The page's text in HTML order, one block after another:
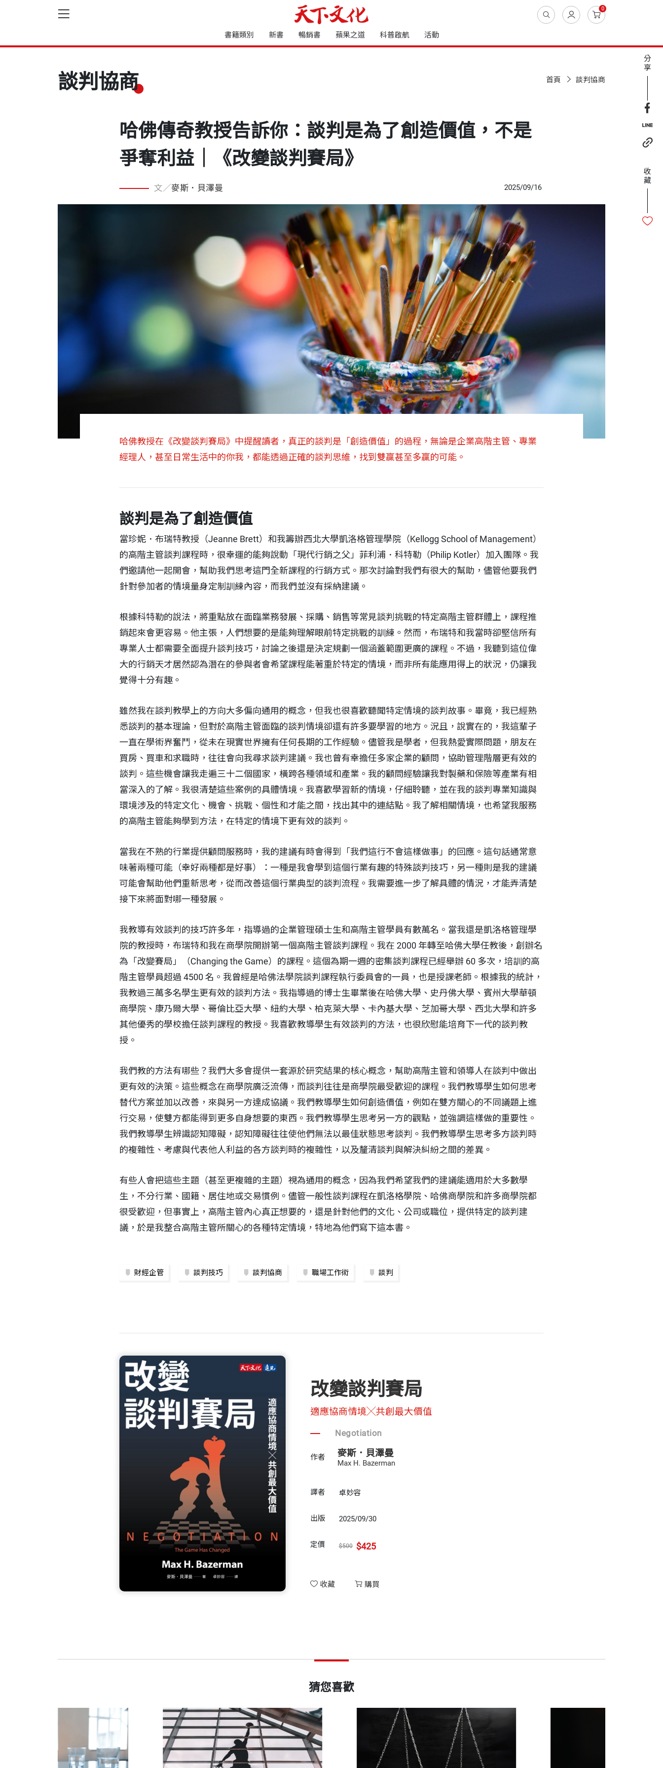
0
書籍類別 新書 暢銷書 蘋果之道 科普啟航 活動
談判協商 首頁 談判協商
哈佛傳奇教授告訴你：談判是為了創造價值，不是
爭奪利益｜《改變談判賽局》
文／麥斯．貝澤曼 2025/09/16
哈佛教授在《改變談判賽局》中提醒讀者，真正的談判是「創造價值」的過程，無論是企業高階主管、專業
經理人，甚至日常生活中的你我，都能透過正確的談判思維，找到雙贏甚至多贏的可能。
談判是為了創造價值
當珍妮．布瑞特教授（Jeanne Brett）和我籌辦西北大學凱洛格管理學院（Kellogg School of Management）
的高階主管談判課程時，很幸運的能夠說動「現代行銷之父」菲利浦．科特勒（Philip Kotler）加入團隊。我
們邀請他一起開會，幫助我們思考這門全新課程的行銷方式。那次討論對我們有很大的幫助，儘管他要我們
針對參加者的情境量身定制訓練內容，而我們並沒有採納建議。
根據科特勒的說法，將重點放在面臨業務發展、採購、銷售等常見談判挑戰的特定高階主管群體上，課程推
銷起來會更容易。他主張，人們想要的是能夠理解眼前特定挑戰的訓練。然而，布瑞特和我當時卻堅信所有
專業人士都需要全面提升談判技巧，討論之後還是決定規劃一個涵蓋範圍更廣的課程。不過，我聽到這位偉
大的行銷天才居然認為潛在的參與者會希望課程能著重於特定的情境，而非所有能應用得上的狀況，仍讓我
覺得十分有趣。
雖然我在談判教學上的方向大多偏向通用的概念，但我也很喜歡聽聞特定情境的談判故事。畢竟，我已經熟
悉談判的基本理論，但對於高階主管面臨的談判情境卻還有許多要學習的地方。況且，說實在的，我這輩子
一直在學術界奮鬥，從未在現實世界擁有任何長期的工作經驗。儘管我是學者，但我熱愛實際問題，朋友在
買房、買車和求職時，往往會向我尋求談判建議。我也曾有幸擔任多家企業的顧問，協助管理階層更有效的
談判。這些機會讓我走遍三十二個國家，橫跨各種領域和產業。我的顧問經驗讓我對製藥和保險等產業有相
當深入的了解。我很清楚這些案例的具體情境。我喜歡學習新的情境，仔細聆聽，並在我的談判專業知識與
環境涉及的特定文化、機會、挑戰、個性和才能之間，找出其中的連結點。我了解相關情境，也希望我服務
的高階主管能夠學到方法，在特定的情境下更有效的談判。
當我在不熟的行業提供顧問服務時，我的建議有時會得到「我們這行不會這樣做事」的回應。這句話通常意
味著兩種可能（幸好兩種都是好事）：一種是我會學到這個行業有趣的特殊談判技巧，另一種則是我的建議
可能會幫助他們重新思考，從而改善這個行業典型的談判流程。我需要進一步了解具體的情況，才能弄清楚
接下來將面對哪一種發展。
我教導有效談判的技巧許多年，指導過的企業管理碩士生和高階主管學員有數萬名。當我還是凱洛格管理學
院的教授時，布瑞特和我在商學院開辦第一個高階主管談判課程。我在 2000 年轉至哈佛大學任教後，創辦名
為「改變賽局」（Changing the Game）的課程。這個為期一週的密集談判課程已經舉辦 60 多次，培訓的高
階主管學員超過 4500 名。我曾經是哈佛法學院談判課程執行委員會的一員，也是授課老師。根據我的統計，
我教過三萬多名學生更有效的談判方法。我指導過的博士生畢業後在哈佛大學、史丹佛大學、賓州大學華頓
商學院、康乃爾大學、哥倫比亞大學、紐約大學、柏克萊大學、卡內基大學、芝加哥大學、西北大學和許多
其他優秀的學校擔任談判課程的教授。我喜歡教導學生有效談判的方法，也很欣慰能培育下一代的談判教
授。
我們教的方法有哪些？我們大多會提供一套源於研究結果的核心概念，幫助高階主管和領導人在談判中做出
更有效的決策。這些概念在商學院廣泛流傳，而談判往往是商學院最受歡迎的課程。我們教導學生如何思考
替代方案並加以改善，來與另一方達成協議。我們教導學生如何創造價值，例如在雙方關心的不同議題上進
行交易，使雙方都能得到更多自身想要的東西。我們教導學生思考另一方的觀點，並強調這樣做的重要性。
我們教導學生辨識認知障礙，認知障礙往往使他們無法以最佳狀態思考談判。我們教導學生思考多方談判時
的複雜性、考慮與代表他人利益的各方談判時的複雜性，以及釐清談判與解決糾紛之間的差異。
有些人會把這些主題（甚至更複雜的主題）視為通用的概念，因為我們希望我們的建議能適用於大多數學
生，不分行業、國籍、居住地或交易慣例。儘管一般性談判課程在凱洛格學院、哈佛商學院和許多商學院都
很受歡迎，但事實上，高階主管內心真正想要的，還是針對他們的文化、公司或職位，提供特定的談判建
議，於是我整合高階主管所關心的各種特定情境，特地為他們寫下這本書。
財經企管 談判技巧 談判協商 職場工作術 談判
改變談判賽局
適應協商情境╳共創最大價值
Negotiation
作者 麥斯．貝澤曼
Max H. Bazerman
譯者 卓妙容
出版 2025/09/30
定價 $500 $425
收藏 購買
猜您喜歡
分
享
收
藏